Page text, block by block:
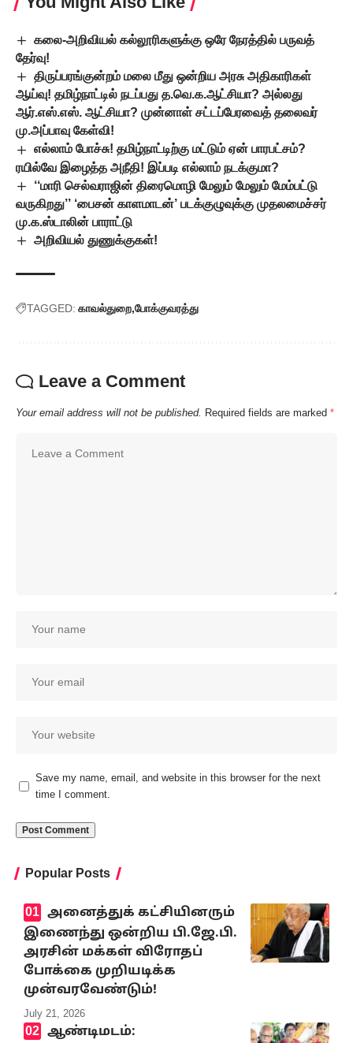
கலை-அறிவியல் கல்லூரிகளுக்கு ஒரே நேரத்தில் பருவத்
தேர்வு!
திருப்பரங்குன்றம் மலை மீது ஒன்றிய அரசு அதிகாரிகள்
ஆய்வு! தமிழ்நாட்டில் நடப்பது த.வெ.க.ஆட்சியா? அல்லது
ஆர்.எஸ்.எஸ். ஆட்சியா? முன்னாள் சட்டப்பேரவைத் தலைவர்
மு.அப்பாவு கேள்வி!
எல்லாம் போச்சு! தமிழ்நாட்டிற்கு மட்டும் ஏன் பாரபட்சம்?
ரயில்வே இழைத்த அநீதி! இப்படி எல்லாம் நடக்குமா?
‘‘மாரி செல்வராஜின் திரைமொழி மேலும் மேலும் மேம்பட்டு
வருகிறது’’ ‘பைசன் காளமாடன்’ படக்குழுவுக்கு முதலமைச்சர்
மு.க.ஸ்டாலின் பாராட்டு
அறிவியல் துணுக்குகள்!
TAGGED: காவல்துறை போக்குவரத்து
Leave a Comment
Your email address will not be published. Required fields are marked *
Save my name, email, and website in this browser for the next
time I comment.
Popular Posts
அனைத்துக் கட்சியினரும்
இணைந்து ஒன்றிய பி.ஜே.பி.
அரசின் மக்கள் விரோதப்
போக்கை முறியடிக்க
முன்வரவேண்டும்!
July 21, 2026
ஆண்டிமடம்: